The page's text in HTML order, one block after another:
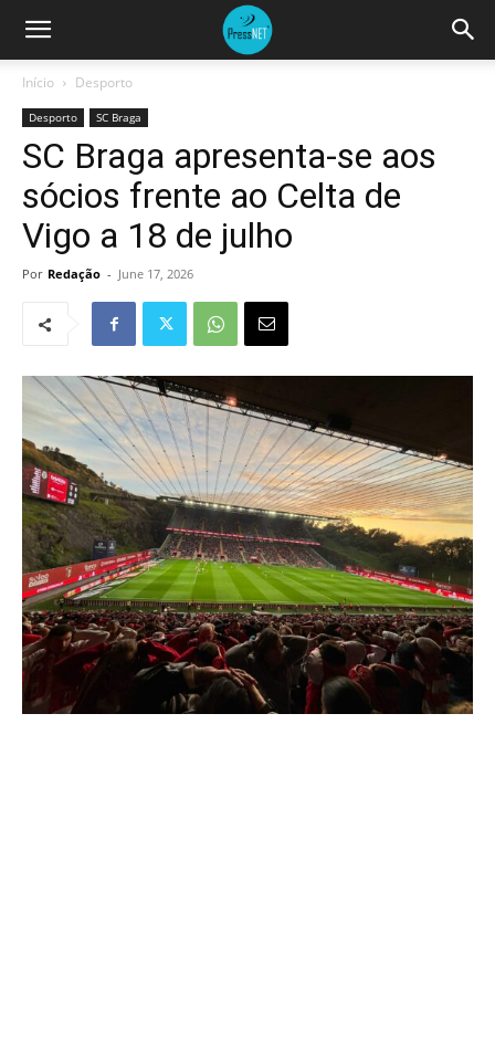
Início Desporto
Desporto SC Braga
SC Braga apresenta-se aos
sócios frente ao Celta de
Vigo a 18 de julho
Por Redação - June 17, 2026